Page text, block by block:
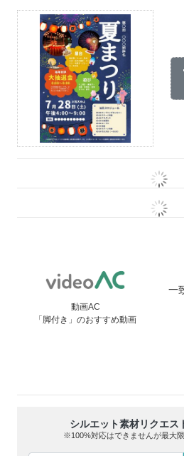
動画AC
「脚付き」のおすすめ動画
一
シルエット素材リクエス
※100%対応はできませんが最大限